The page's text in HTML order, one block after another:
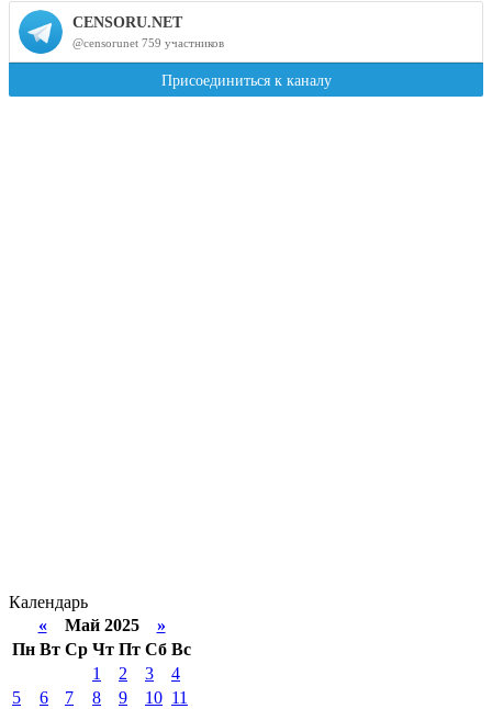
Календарь
«Май 2025 »
Пн Вт Ср Чт Пт Сб Вс
1
2 3
4
5
6 7 8 9 10 11